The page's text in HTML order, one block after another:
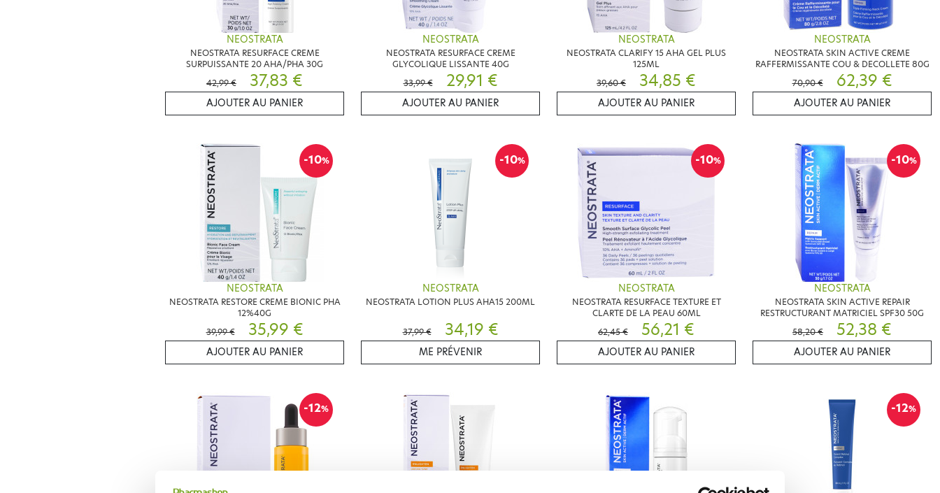
NEOSTRATA
NEOSTRATA RESURFACE CREME
SURPUISSANTE 20 AHA/PHA 30G
42,99 €
37,83 €
AJOUTER AU PANIER
NEOSTRATA
NEOSTRATA RESURFACE CREME
GLYCOLIQUE LISSANTE 40G
33,99 €
29,91 €
AJOUTER AU PANIER
NEOSTRATA
NEOSTRATA CLARIFY 15 AHA GEL PLUS
125ML
39,60 €
34,85 €
AJOUTER AU PANIER
NEOSTRATA
NEOSTRATA SKIN ACTIVE CREME
RAFFERMISSANTE COU & DECOLLETE 80G
70,90 €
62,39 €
AJOUTER AU PANIER
-10%
NEOSTRATA
NEOSTRATA RESTORE CREME BIONIC PHA
12%40G
39,99 €
35,99 €
AJOUTER AU PANIER
-10%
NEOSTRATA
NEOSTRATA LOTION PLUS AHA15 200ML
37,99 € 34,19 €
ME PRÉVENIR
-10%
NEOSTRATA
NEOSTRATA RESURFACE TEXTURE ET
CLARTE DE LA PEAU 60ML
62,45 €
56,21 €
AJOUTER AU PANIER
-10%
NEOSTRATA
NEOSTRATA SKIN ACTIVE REPAIR
RESTRUCTURANT MATRICIEL SPF30 50G
58,20 €
52,38 €
AJOUTER AU PANIER
-12% -12%